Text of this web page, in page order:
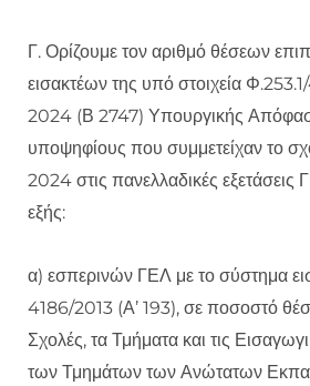
Γ. Ορίζουμε τον αριθμό θέσεων
εισακτέων της υπό στοιχεία
2024 (Β 2747) Υπουργικής
υποψηφίους που συμμετείχαν το
2024 στις πανελλαδικές
εξής:
α) εσπερινών ΓΕΛ με το σύστημα
4186/2013 (Α’ 193), σε ποσοστό
Σχολές, τα Τμήματα και τις
των Τμημάτων των Ανώτατων